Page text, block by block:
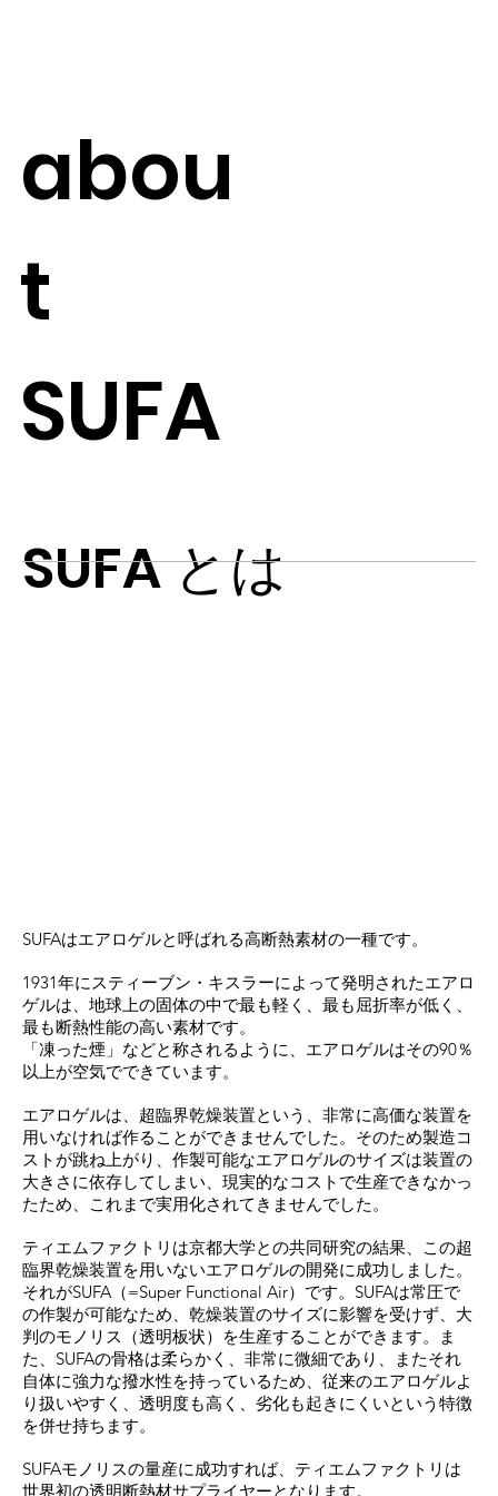
SUFA とは
SUFAはエアロゲルと呼ばれる高断熱素材の一種です。
1931年にスティーブン・キスラーによって発明されたエアロ
ゲルは、地球上の固体の中で最も軽く、最も屈折率が低く、
最も断熱性能の高い素材です。
「凍った煙」などと称されるように、エアロゲルはその90％
以上が空気でできています。
エアロゲルは、超臨界乾燥装置という、非常に高価な装置を
用いなければ作ることができませんでした。そのため製造コ
ストが跳ね上がり、作製可能なエアロゲルのサイズは装置の
大きさに依存してしまい、現実的なコストで生産できなかっ
たため、これまで実用化されてきませんでした。
ティエムファクトリは京都大学との共同研究の結果、この超
臨界乾燥装置を用いないエアロゲルの開発に成功しました。
それがSUFA（=Super Functional Air）です。SUFAは常圧で
の作製が可能なため、乾燥装置のサイズに影響を受けず、大
判のモノリス（透明板状）を生産することができます。ま
た、SUFAの骨格は柔らかく、非常に微細であり、またそれ
自体に強力な撥水性を持っているため、従来のエアロゲルよ
り扱いやすく、透明度も高く、劣化も起きにくいという特徴
を併せ持ちます。
SUFAモノリスの量産に成功すれば、ティエムファクトリは
世界初の透明断熱材サプライヤーとなります。
abou
t
SUFA